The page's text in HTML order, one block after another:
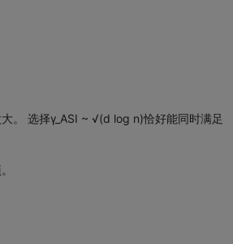
。 选择γ_ASI ~ √(d log n)恰好能同时满足